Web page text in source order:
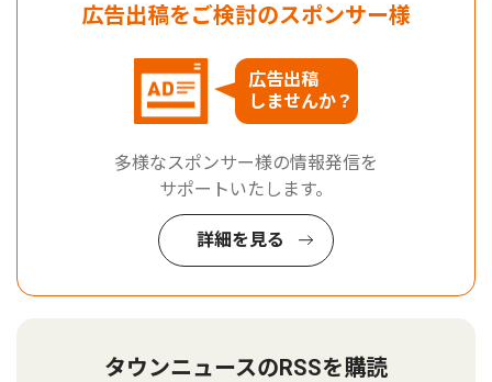
広告出稿をご検討のスポンサー様
広告出稿
しませんか？
多様なスポンサー様の情報発信を
サポートいたします。
詳細を見る
タウンニュースのRSSを購読